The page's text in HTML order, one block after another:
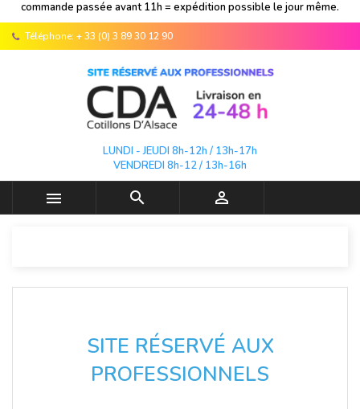
commande passée avant 11h = expédition possible le jour même.
Téléphone: + 33 (0) 3 89 30 12 90
LUNDI - JEUDI 8h-12h / 13h-17h
VENDREDI 8h-12 / 13h-16h
  
SITE RÉSERVÉ AUX
PROFESSIONNELS